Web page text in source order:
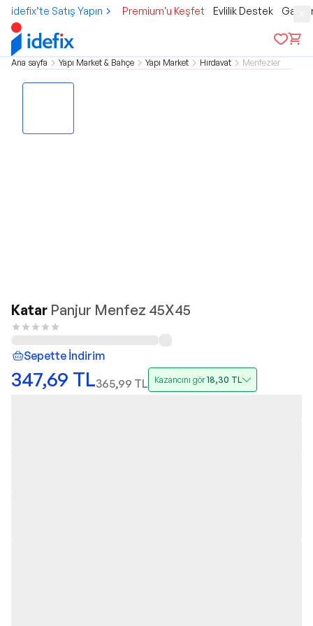
idefix’te Satış Yapın Premium'u Keşfet Evlilik Destek
Ana sayfa Yapı Market & Bahçe Yapı Market Hırdavat Menfezler
Katar Panjur Menfez 45X45
Sepette İndirim
347,69 TL365,99 TL Kazancını gör18,30 TL